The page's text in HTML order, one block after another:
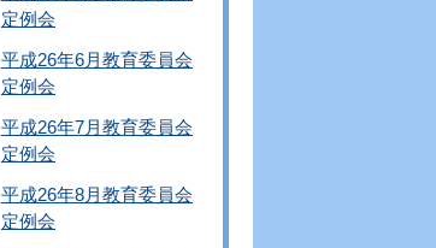
定例会
平成26年6月教育委員会
定例会
平成26年7月教育委員会
定例会
平成26年8月教育委員会
定例会